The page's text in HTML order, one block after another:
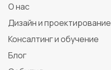
О нас
Дизайн и проектирование
Консалтинг и обучение
Блог